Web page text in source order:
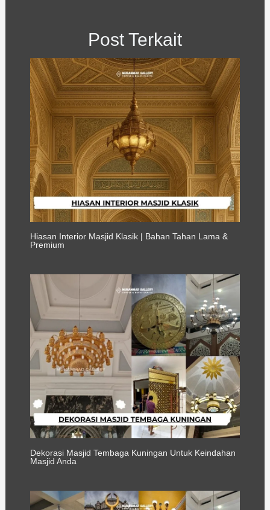
Post Terkait
Hiasan Interior Masjid Klasik | Bahan Tahan Lama &
Premium
Dekorasi Masjid Tembaga Kuningan Untuk Keindahan
Masjid Anda